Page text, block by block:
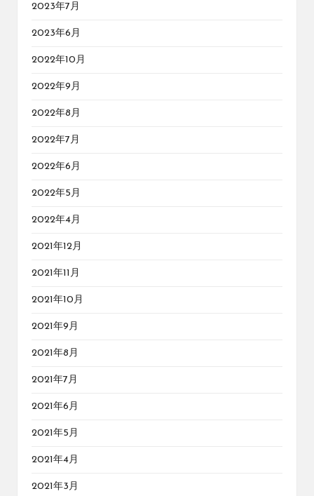
2023年7月
2023年6月
2022年10月
2022年9月
2022年8月
2022年7月
2022年6月
2022年5月
2022年4月
2021年12月
2021年11月
2021年10月
2021年9月
2021年8月
2021年7月
2021年6月
2021年5月
2021年4月
2021年3月